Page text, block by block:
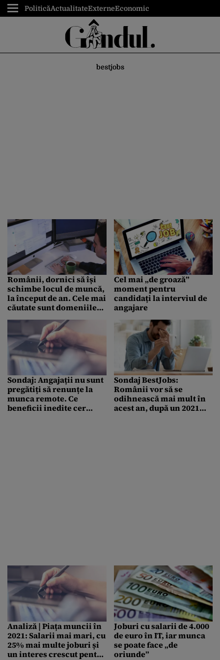
PoliticăActualitateExterneEconomic
bestjobs
Românii, dornici să își
schimbe locul de muncă,
la început de an. Cele mai
căutate sunt domeniile
financiar și IT
Cel mai „de groază”
moment pentru
candidați la interviul de
angajare
Sondaj: Angajații nu sunt
pregătiți să renunțe la
munca remote. Ce
beneficii inedite cer
Sondaj BestJobs:
Românii vor să se
odihnească mai mult în
acest an, după un 2021
Analiză | Piața muncii în
2021: Salarii mai mari, cu
25% mai multe joburi și
un interes crescut pentru
Joburi cu salarii de 4.000
de euro în IT, iar munca
se poate face „de
oriunde”